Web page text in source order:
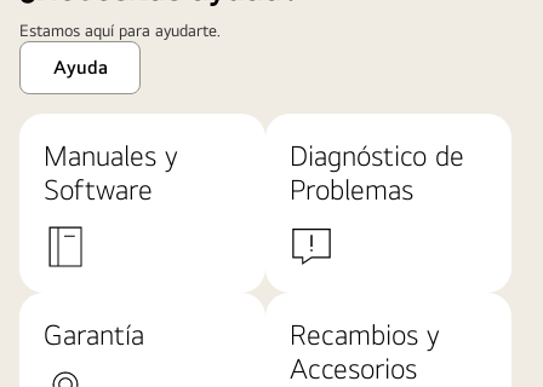
Estamos aquí para ayudarte.
Ayuda
Manuales y
Software
Diagnóstico de
Problemas
Garantía
Recambios y
Accesorios